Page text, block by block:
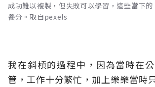
成功難以複製，但失敗可以學習，這些當下
養分。取自pexels
我在斜槓的過程中，因為當時在
管，工作十分繁忙，加上樂樂當時